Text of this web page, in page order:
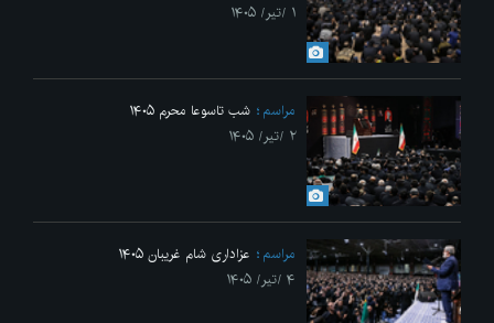
۱ /تیر/ ۱۴۰۵
مراسم
شب تاسوعا محرم ۱۴۰۵
۲ /تیر/ ۱۴۰۵
مراسم
عزاداری شام غریبان ۱۴۰۵
۴ /تیر/ ۱۴۰۵